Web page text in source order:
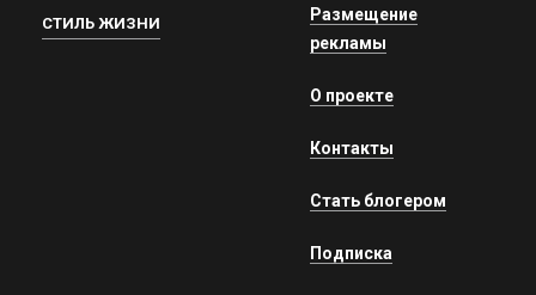
СТИЛЬ ЖИЗНИ
Размещение
рекламы
О проекте
Контакты
Стать блогером
Подписка